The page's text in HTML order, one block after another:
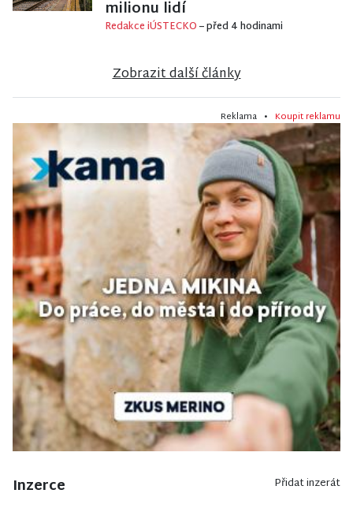
milionu lidí
Redakce iÚSTECKO– před 4 hodinami
Zobrazit další články
Reklama • Koupit reklamu
Inzerce Přidat inzerát